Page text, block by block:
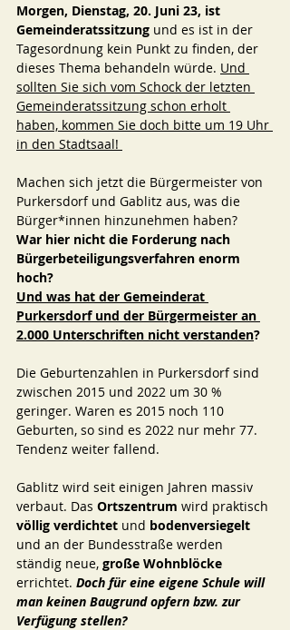
Morgen, Dienstag, 20. Juni 23, ist
Gemeinderatssitzung und es ist in der
Tagesordnung kein Punkt zu finden, der
dieses Thema behandeln würde. Und
sollten Sie sich vom Schock der letzten
Gemeinderatssitzung schon erholt
haben, kommen Sie doch bitte um 19 Uhr
in den Stadtsaal!
Machen sich jetzt die Bürgermeister von
Purkersdorf und Gablitz aus, was die
Bürger*innen hinzunehmen haben?
War hier nicht die Forderung nach
Bürgerbeteiligungsverfahren enorm
hoch?
Und was hat der Gemeinderat
Purkersdorf und der Bürgermeister an
2.000 Unterschriften nicht verstanden?
Die Geburtenzahlen in Purkersdorf sind
zwischen 2015 und 2022 um 30 %
geringer. Waren es 2015 noch 110
Geburten, so sind es 2022 nur mehr 77.
Tendenz weiter fallend.
Gablitz wird seit einigen Jahren massiv
verbaut. Das Ortszentrum wird praktisch
völlig verdichtet und bodenversiegelt
und an der Bundesstraße werden
ständig neue, große Wohnblöcke
errichtet. Doch für eine eigene Schule will
man keinen Baugrund opfern bzw. zur
Verfügung stellen?